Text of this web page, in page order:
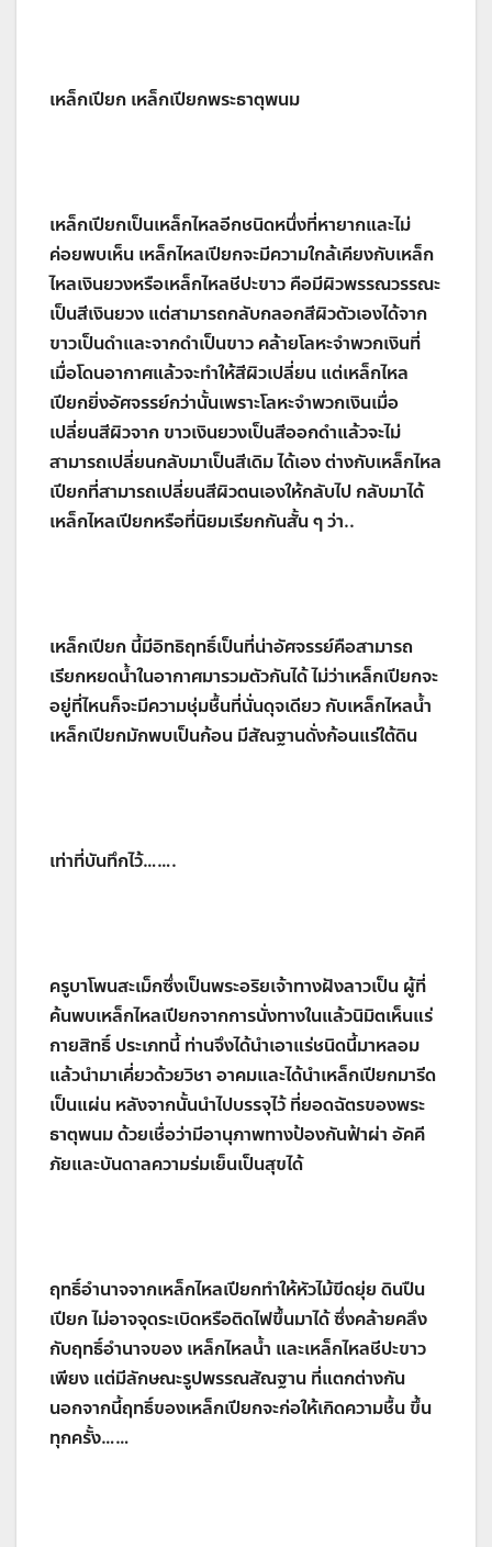
เหล็กเปียก เหล็กเปียกพระธาตุพนม
เหล็กเปียกเป็นเหล็กไหลอีกชนิดหนึ่งที่หายากและไม่
ค่อยพบเห็น เหล็กไหลเปียกจะมีความใกล้เคียงกับเหล็ก
ไหลเงินยวงหรือเหล็กไหลชีปะขาว คือมีผิวพรรณวรรณะ
เป็นสีเงินยวง แต่สามารถกลับกลอกสีผิวตัวเองได้จาก
ขาวเป็นดำและจากดำเป็นขาว คล้ายโลหะจำพวกเงินที่
เมื่อโดนอากาศแล้วจะทำให้สีผิวเปลี่ยน แต่เหล็กไหล
เปียกยิ่งอัศจรรย์กว่านั้นเพราะโลหะจำพวกเงินเมื่อ
เปลี่ยนสีผิวจาก ขาวเงินยวงเป็นสีออกดำแล้วจะไม่
สามารถเปลี่ยนกลับมาเป็นสีเดิม ได้เอง ต่างกับเหล็กไหล
เปียกที่สามารถเปลี่ยนสีผิวตนเองให้กลับไป กลับมาได้
เหล็กไหลเปียกหรือที่นิยมเรียกกันสั้น ๆ ว่า..
เหล็กเปียก นี้มีอิทธิฤทธิ์เป็นที่น่าอัศจรรย์คือสามารถ
เรียกหยดน้ำในอากาศมารวมตัวกันได้ ไม่ว่าเหล็กเปียกจะ
อยู่ที่ไหนก็จะมีความชุ่มชื้นที่นั่นดุจเดียว กับเหล็กไหลน้ำ
เหล็กเปียกมักพบเป็นก้อน มีสัณฐานดั่งก้อนแร่ใต้ดิน
เท่าที่บันทึกไว้…….
ครูบาโพนสะเม็กซึ่งเป็นพระอริยเจ้าทางฝังลาวเป็น ผู้ที่
ค้นพบเหล็กไหลเปียกจากการนั่งทางในแล้วนิมิตเห็นแร่
กายสิทธิ์ ประเภทนี้ ท่านจึงได้นำเอาแร่ชนิดนี้มาหลอม
แล้วนำมาเคี่ยวด้วยวิชา อาคมและได้นำเหล็กเปียกมารีด
เป็นแผ่น หลังจากนั้นนำไปบรรจุไว้ ที่ยอดฉัตรของพระ
ธาตุพนม ด้วยเชื่อว่ามีอานุภาพทางป้องกันฟ้าผ่า อัคคี
ภัยและบันดาลความร่มเย็นเป็นสุขได้
ฤทธิ์อำนาจจากเหล็กไหลเปียกทำให้หัวไม้ขีดยุ่ย ดินปืน
เปียก ไม่อาจจุดระเบิดหรือติดไฟขึ้นมาได้ ซึ่งคล้ายคลึง
กับฤทธิ์อำนาจของ เหล็กไหลน้ำ และเหล็กไหลชีปะขาว
เพียง แต่มีลักษณะรูปพรรณสัณฐาน ที่แตกต่างกัน
นอกจากนี้ฤทธิ์ของเหล็กเปียกจะก่อให้เกิดความชื้น ขึ้น
ทุกครั้ง……